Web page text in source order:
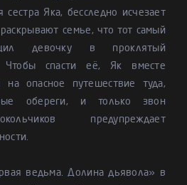
Яка, бесследно исчезает
семье, что тот самый
девочку в проклятый
Чтобы спасти её, Як вместе
на опасное путешествие туда,
обереги, и только звон
предупреждает
ведьма. Долина дьявола» в